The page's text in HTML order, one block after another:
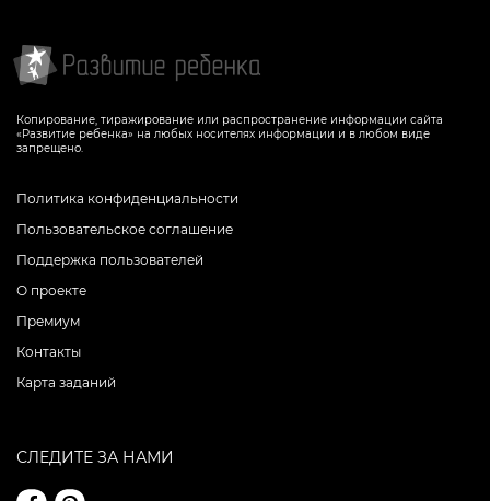
Копирование, тиражирование или распространение информации сайта
«Развитие ребенка» на любых носителях информации и в любом виде
запрещено.
Политика конфиденциальности
Пользовательское соглашение
Поддержка пользователей
О проекте
Премиум
Контакты
Карта заданий
СЛЕДИТЕ ЗА НАМИ